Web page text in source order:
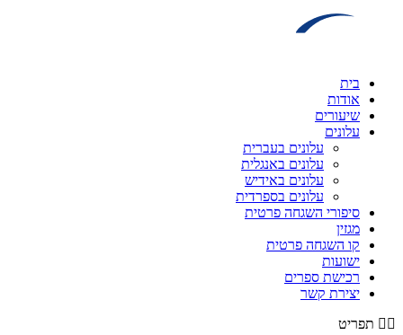
בית
אודות
שיעורים
עלונים
עלונים בעברית
עלונים באנגלית
עלונים באידיש
עלונים בספרדית
סיפורי השגחה פרטית
מגזין
קו השגחה פרטית
ישועות
רכישת ספרים
יצירת קשר
תפריט